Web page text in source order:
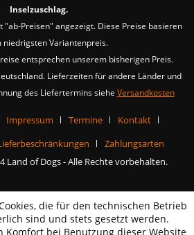
Inselzuschlag.
Preisen" angezeigt. Diese Preise basieren
niedrigsten Variantenpreis.
entsprechen unserem bisherigen Preis.
Lieferzeiten für andere Länder und
des Liefertermins siehe Versandkosten
Impressum Termine
Kontakt
Zahlungsarten
Land of Dogs - Alle Rechte vorbehalten.
die für den technischen Betrieb
sind und stets gesetzt werden.
Komfort bei Benutzung dieser Website